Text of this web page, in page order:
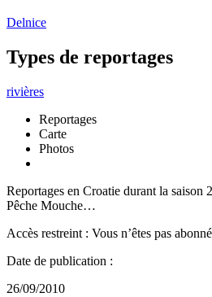
Delnice
Types de reportages
rivières
Reportages
Carte
Photos
Reportages en Croatie durant la saison
Pêche Mouche…
Accès restreint : Vous n’êtes pas
Date de publication :
26/09/2010